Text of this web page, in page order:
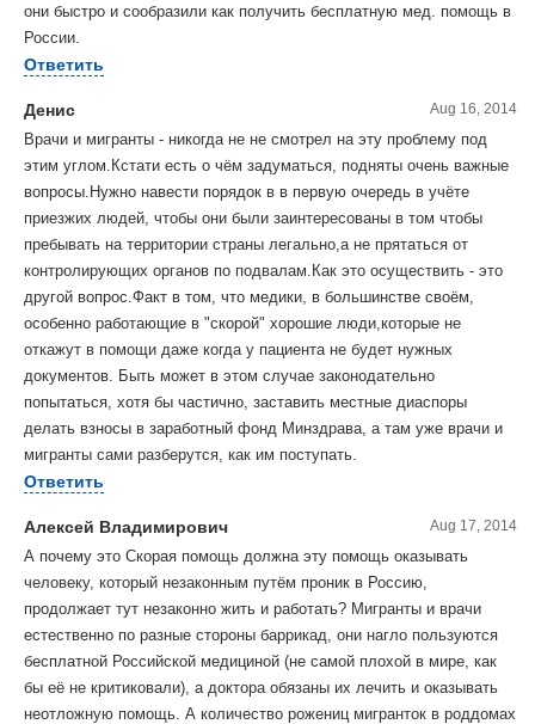
они быстро и сообразили как получить бесплатную мед. помощь в
России.
Ответить
Денис Aug 16, 2014
Врачи и мигранты - никогда не не смотрел на эту проблему под
этим углом.Кстати есть о чём задуматься, подняты очень важные
вопросы.Нужно навести порядок в в первую очередь в учёте
приезжих людей, чтобы они были заинтересованы в том чтобы
пребывать на территории страны легально,а не прятаться от
контролирующих органов по подвалам.Как это осуществить - это
другой вопрос.Факт в том, что медики, в большинстве своём,
особенно работающие в "скорой" хорошие люди,которые не
откажут в помощи даже когда у пациента не будет нужных
документов. Быть может в этом случае законодательно
попытаться, хотя бы частично, заставить местные диаспоры
делать взносы в заработный фонд Минздрава, а там уже врачи и
мигранты сами разберутся, как им поступать.
Ответить
Алексей Владимирович Aug 17, 2014
А почему это Скорая помощь должна эту помощь оказывать
человеку, который незаконным путём проник в Россию,
продолжает тут незаконно жить и работать? Мигранты и врачи
естественно по разные стороны баррикад, они нагло пользуются
бесплатной Российской медициной (не самой плохой в мире, как
бы её не критиковали), а доктора обязаны их лечить и оказывать
неотложную помощь. А количество рожениц мигранток в роддомах